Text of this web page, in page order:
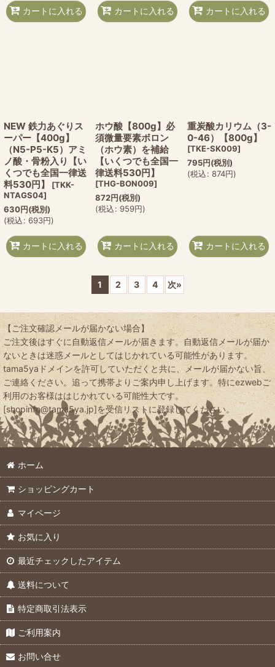
カートに入れる カートに入れる カートに入れる
NEW 鉄力あぐりス
ーパー【400g】
（N5-P5-K5）アミ
ノ酸・骨粉入り【い
くつでも全国一律送
料530円】
[TKK-
NTAGS04]
630円(税別)
(税込: 693円)
カートに入れる
ホウ酸【800g】必
須微量要素ボロン
（ホウ素）を補給
【いくつでも全国一
律送料530円】
[THG-BON009]
872円(税別)
(税込: 959円)
カートに入れる
重炭酸カリウム（3-
0-46）【800g】
[TKE-SK009]
795円(税別)
(税込: 874円)
カートに入れる
1 2 3 4 次»
【ご注文確認メールが届かない場合】
ご注文後はすぐに自動返信メールが届きます。自動返信メールが届か
ないときは迷惑メールとしてはじかれている可能性があります。
tama5yaドメインを許可していただくと共に、メールが届かない旨、
ご連絡ください。追って携帯よりご案内申し上げます。特にezwebご
利用のお客様ははじかれている可能性大です。
[shopinfo@tama5ya.jp]を受信リストに登録してください。
ホーム
ショッピングカート
マイページ
お気に入り
最近チェックしたアイテム
送料について
特定商取引法表示
ご利用案内
お問い合せ